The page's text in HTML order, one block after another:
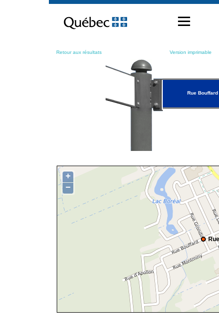
contenu
Retour aux résultats Version imprimable
Rue Bouffard
+
−